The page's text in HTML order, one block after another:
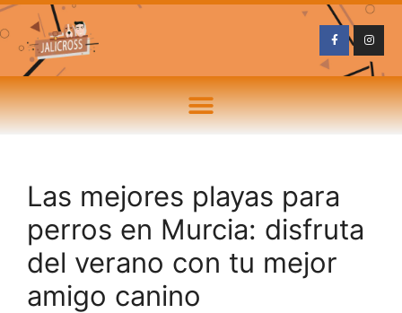
Las mejores playas para
perros en Murcia: disfruta
del verano con tu mejor
amigo canino